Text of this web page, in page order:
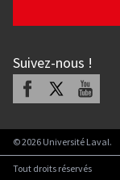
Suivez-nous !
Facebook Youtube
©2026 Université Laval.
Tout droits réservés